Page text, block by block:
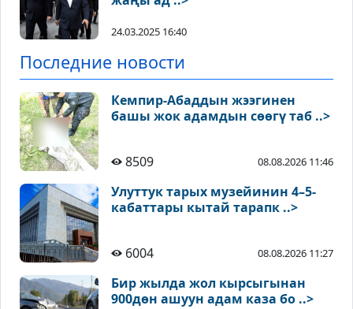
24.03.2025 16:40
Последние новости
Кемпир-Абаддын жээгинен
башы жок адамдын сөөгү таб ..>
8509 08.08.2026 11:46
Улуттук тарых музейинин 4–5-
кабаттары кытай тарапк ..>
6004 08.08.2026 11:27
Бир жылда жол кырсыгынан
900дөн ашуун адам каза бо ..>